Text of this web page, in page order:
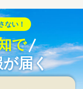
ない！
で
届く